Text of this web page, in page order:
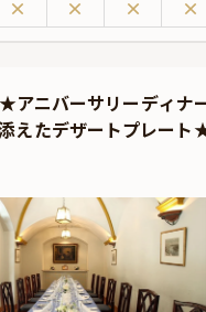
とのお祝いにも最適なプラン
ニバーサリーディナ
えたデザートプレー